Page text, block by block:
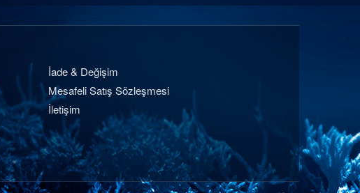
İade & Değişim
Mesafeli Satış Sözleşmesi
İletişim